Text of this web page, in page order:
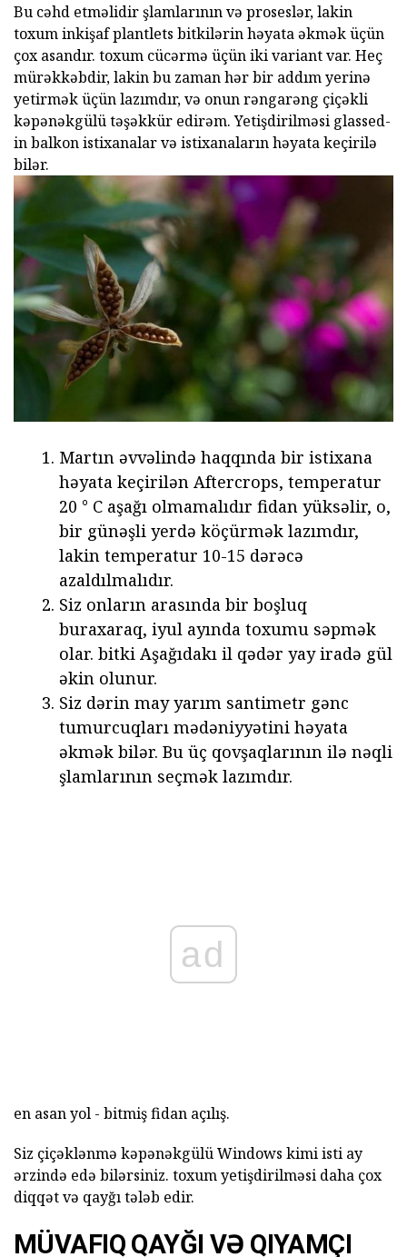
Bu cəhd etməlidir şlamlarının və proseslər, lakin
toxum inkişaf plantlets bitkilərin həyata əkmək üçün
çox asandır. toxum cücərmə üçün iki variant var. Heç
mürəkkəbdir, lakin bu zaman hər bir addım yerinə
yetirmək üçün lazımdır, və onun rəngarəng çiçəkli
kəpənəkgülü təşəkkür edirəm. Yetişdirilməsi glassed-
in balkon istixanalar və istixanaların həyata keçirilə
bilər.
Martın əvvəlində haqqında bir istixana
həyata keçirilən Aftercrops, temperatur
20 ° C aşağı olmamalıdır fidan yüksəlir, o,
bir günəşli yerdə köçürmək lazımdır,
lakin temperatur 10-15 dərəcə
azaldılmalıdır.
Siz onların arasında bir boşluq
buraxaraq, iyul ayında toxumu səpmək
olar. bitki Aşağıdakı il qədər yay iradə gül
əkin olunur.
Siz dərin may yarım santimetr gənc
tumurcuqları mədəniyyətini həyata
əkmək bilər. Bu üç qovşaqlarının ilə nəqli
şlamlarının seçmək lazımdır.
ad
en asan yol - bitmiş fidan açılış.
Siz çiçəklənmə kəpənəkgülü Windows kimi isti ay
ərzində edə bilərsiniz. toxum yetişdirilməsi daha çox
diqqət və qayğı tələb edir.
MÜVAFIQ QAYĞI VƏ QIYAMÇI